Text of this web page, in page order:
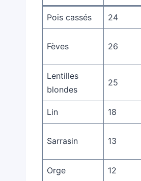
Pois cassés 24
Fèves 26
Lentilles
blondes
25
Lin 18
Sarrasin 13
Orge 12